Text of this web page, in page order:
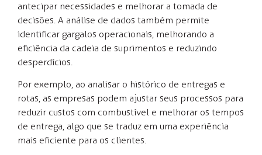
antecipar necessidades e melhorar a tomada de
decisões. A análise de dados também permite
identificar gargalos operacionais, melhorando a
eficiência da cadeia de suprimentos e reduzindo
desperdícios.
Por exemplo, ao analisar o histórico de entregas e
rotas, as empresas podem ajustar seus processos para
reduzir custos com combustível e melhorar os tempos
de entrega, algo que se traduz em uma experiência
mais eficiente para os clientes.